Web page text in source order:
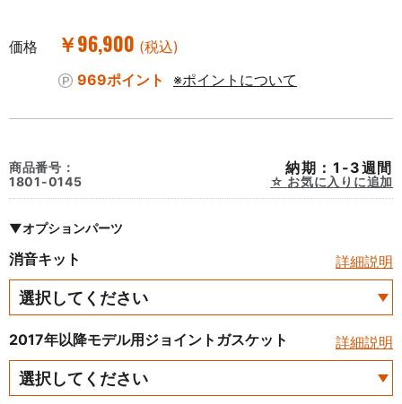
価格 ￥96,900 (税込)
969ポイント
※ポイントについて
商品番号：
1801-0145
納期：1-3週間
お気に入りに追加
▼オプションパーツ
消音キット 詳細説明
2017年以降モデル用ジョイントガスケット 詳細説明